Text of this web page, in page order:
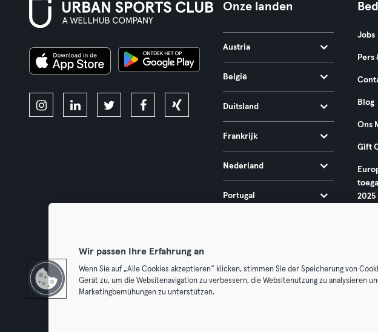
Onze landen
Austria
België
Duitsland
Frankrijk
Nederland
Portugal
Jobs
Pers
Blog
Ons
Gift
2025
Wir passen Ihre Erfahrung an
Wenn Sie auf „Alle Cookies akzeptieren“ klicken, stimmen Sie der Speicherung von
Gerät zu, um die Websitenavigation zu verbessern, die Websitenutzung zu analysieren
Marketingbemühungen zu unterstützen.